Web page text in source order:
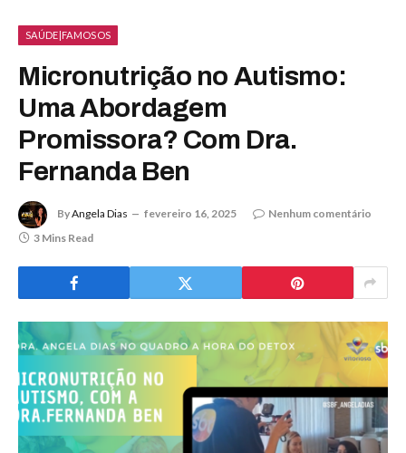
SAÚDE|FAMOSOS
Micronutrição no Autismo:
Uma Abordagem
Promissora? Com Dra.
Fernanda Ben
ByAngela Dias fevereiro 16, 2025
Nenhum comentário
3 Mins Read